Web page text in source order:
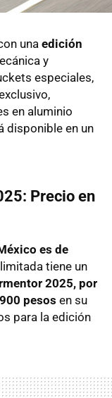
una edición
y
especiales,
en aluminio
disponible en un
Precio en
es de
tiene un
2025, por
pesos en su
para la edición